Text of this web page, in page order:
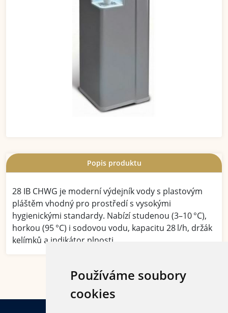
Používáme soubory
cookies
Popis produktu
28 IB CHWG je moderní výdejník vody s plastovým
pláštěm vhodný pro prostředí s vysokými
hygienickými standardy. Nabízí studenou (3–10 °C),
horkou (95 °C) i sodovou vodu, kapacitu 28 l/h, držák
kelímků a indikátor plnosti.